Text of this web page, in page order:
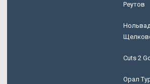
Реутов
Cuts 2
Орал